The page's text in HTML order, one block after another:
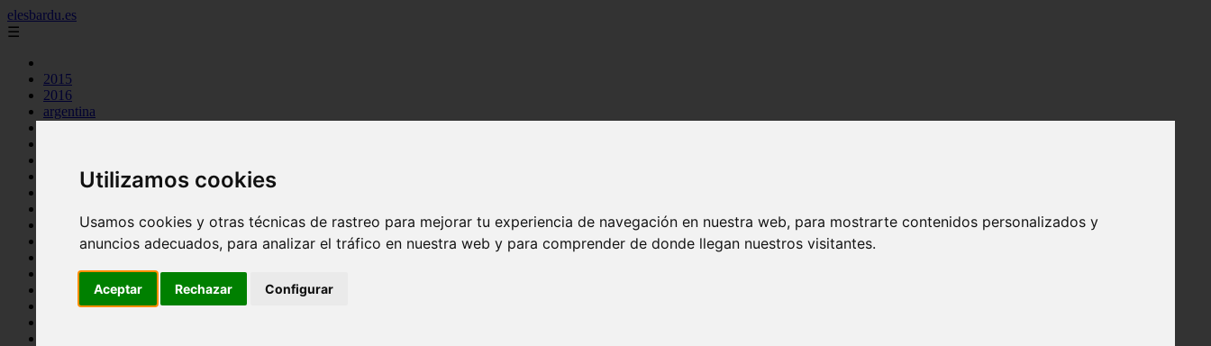
Utilizamos cookies
Usamos cookies y otras técnicas de rastreo para mejorar tu experiencia de navegación en nuestra web, para mostrarte contenidos personalizados y
anuncios adecuados, para analizar el tráfico en nuestra web y para comprender de donde llegan nuestros visitantes.
Aceptar Rechazar Configurar
elesbardu.es
☰
2015
2016
argentina
cocina casera
comidas
huevos
mariscos
postres